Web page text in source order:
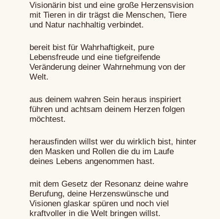
Visionärin bist und eine große Herzensvision
mit Tieren in dir trägst die Menschen, Tiere
und Natur nachhaltig verbindet.
bereit bist für Wahrhaftigkeit, pure
Lebensfreude und eine tiefgreifende
Veränderung deiner Wahrnehmung von der
Welt.
aus deinem wahren Sein heraus inspiriert
führen und achtsam deinem Herzen folgen
möchtest.
herausfinden willst wer du wirklich bist, hinter
den Masken und Rollen die du im Laufe
deines Lebens angenommen hast.
mit dem Gesetz der Resonanz deine wahre
Berufung, deine Herzenswünsche und
Visionen glaskar spüren und noch viel
kraftvoller in die Welt bringen willst.